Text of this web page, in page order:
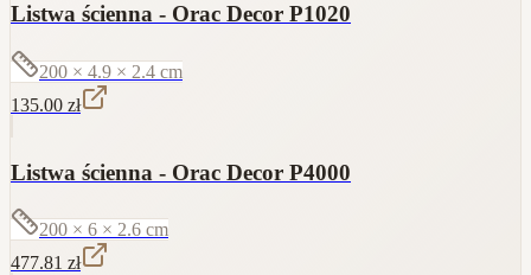
Listwa ścienna - Orac Decor P1020
200 × 4.9 × 2.4 cm
135.00 zł
Listwa ścienna - Orac Decor P4000
200 × 6 × 2.6 cm
477.81 zł